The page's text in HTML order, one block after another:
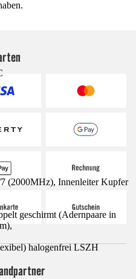
(2000MHz), Innenleiter Kupfer
geschirmt (Adernpaare in
halogenfrei LSZH